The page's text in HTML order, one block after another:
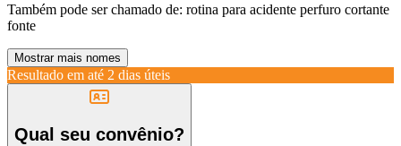
Também pode ser chamado de: rotina para acidente perfuro cortante
fonte
Mostrar mais nomes
Resultado em até 2 dias úteis
Qual seu convênio?